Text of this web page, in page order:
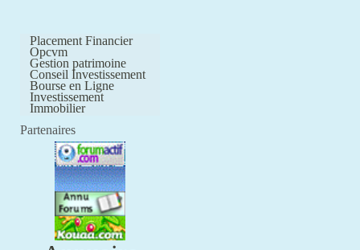
Placement Financier
Opcvm
Gestion patrimoine
Conseil Investissement
Bourse en Ligne
Investissement
Immobilier
Partenaires